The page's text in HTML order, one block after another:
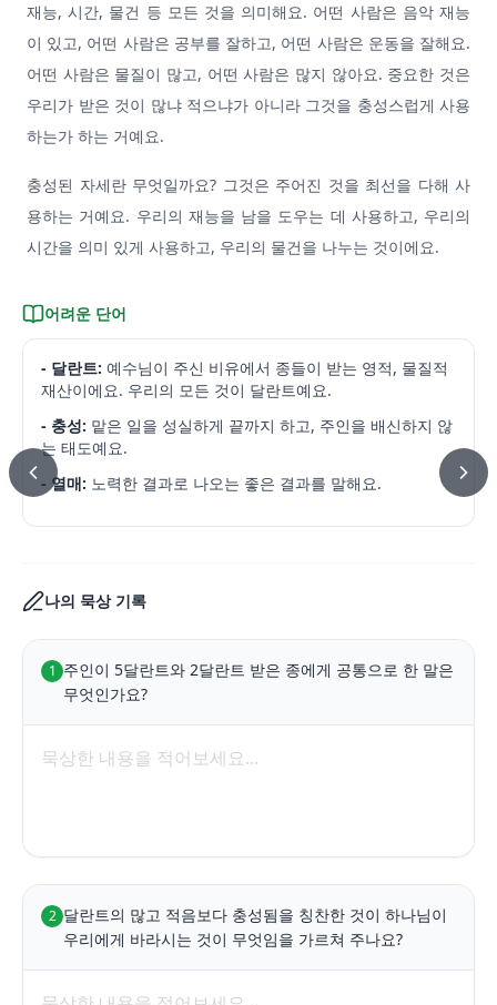
재능, 시간, 물건 등 모든 것을 의미해요. 어떤 사람은 음악 재능
이 있고, 어떤 사람은 공부를 잘하고, 어떤 사람은 운동을 잘해요.
어떤 사람은 물질이 많고, 어떤 사람은 많지 않아요. 중요한 것은
우리가 받은 것이 많냐 적으냐가 아니라 그것을 충성스럽게 사용
하는가 하는 거예요.
충성된 자세란 무엇일까요? 그것은 주어진 것을 최선을 다해 사
용하는 거예요. 우리의 재능을 남을 도우는 데 사용하고, 우리의
시간을 의미 있게 사용하고, 우리의 물건을 나누는 것이에요.
어려운 단어
- 달란트: 예수님이 주신 비유에서 종들이 받는 영적, 물질적
재산이에요. 우리의 모든 것이 달란트예요.
- 충성: 맡은 일을 성실하게 끝까지 하고, 주인을 배신하지 않
는 태도예요.
- 열매: 노력한 결과로 나오는 좋은 결과를 말해요.
나의 묵상 기록
1 주인이 5달란트와 2달란트 받은 종에게 공통으로 한 말은
무엇인가요?
2 달란트의 많고 적음보다 충성됨을 칭찬한 것이 하나님이
우리에게 바라시는 것이 무엇임을 가르쳐 주나요?